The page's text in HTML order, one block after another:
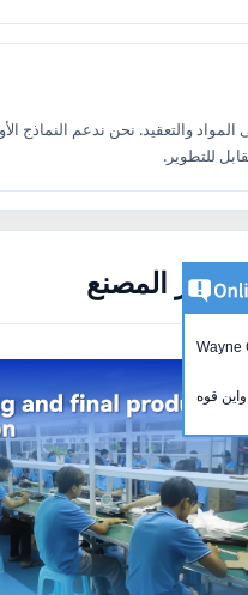
والتعقيد. نحن ندعم النماذج
للتطوير.
المصنع
Wayne
واين قوه